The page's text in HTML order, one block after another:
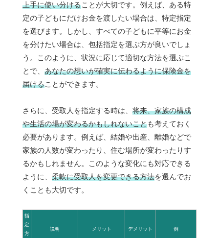
上手に使い分けることが大切です。例えば、ある特
定の子どもにだけお金を渡したい場合は、特定指定
を選びます。しかし、すべての子どもに平等にお金
を分けたい場合は、包括指定を選ぶ方が良いでしょ
う。このように、状況に応じて適切な方法を選ぶこ
とで、 あなたの想いが確実に伝わるように保険金を
届けることができます。
さらに、受取人を指定する時は、 将来、家族の構成
や生活の場が変わるかもしれないことも考えておく
必要があります。例えば、結婚や出産、離婚などで
家族の人数が変わったり、住む場所が変わったりす
るかもしれません。このような変化にも対応できる
ように、 柔軟に受取人を変更できる方法を選んでお
くことも大切です。
指
定
方
説明 メリット デメリット 例